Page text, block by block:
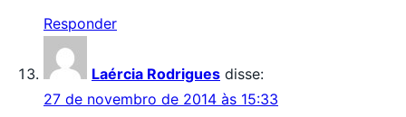
Responder
Laércia Rodrigues disse:
27 de novembro de 2014 às 15:33